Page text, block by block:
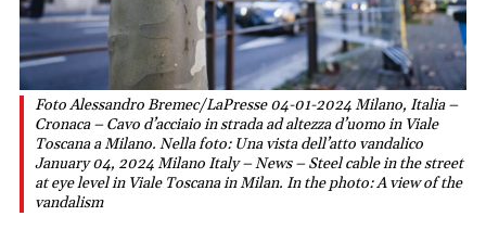
Foto Alessandro Bremec/LaPresse 04-01-2024 Milano, Italia –
Cronaca – Cavo d’acciaio in strada ad altezza d’uomo in Viale
Toscana a Milano. Nella foto: Una vista dell’atto vandalico
January 04, 2024 Milano Italy – News – Steel cable in the street
at eye level in Viale Toscana in Milan. In the photo: A view of the
vandalism